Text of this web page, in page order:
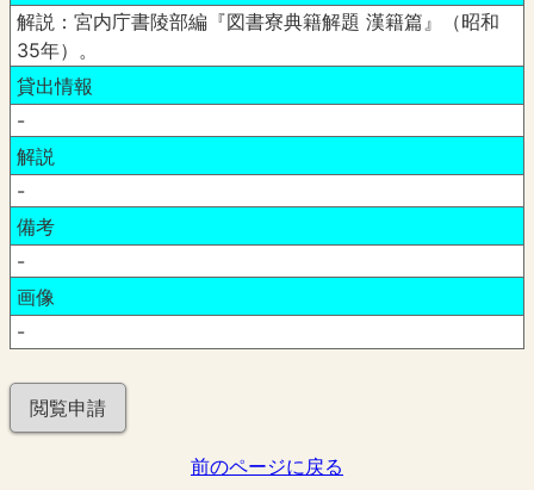
解説：宮内庁書陵部編『図書寮典籍解題 漢籍篇』（昭和
35年）。
貸出情報
-
解説
-
備考
-
画像
-
閲覧申請
前のページに戻る